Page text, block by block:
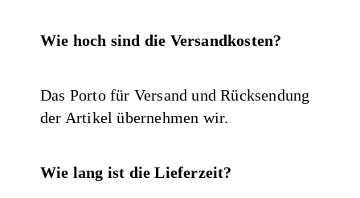
Wie hoch sind die Versandkosten?
Das Porto für Versand und Rücksendung
der Artikel übernehmen wir.
Wie lang ist die Lieferzeit?